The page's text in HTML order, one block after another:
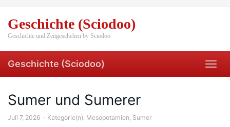
main
content
Geschichte (Sciodoo)
Geschichte und Zeitgeschehen by Sciodoo
Geschichte (Sciodoo)
Sumer und Sumerer
Juli 7, 2026 Kategorie(n): Mesopotamien, Sumer